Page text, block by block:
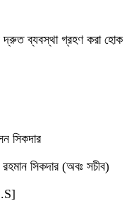
দ্রুত ব্যবস্থা গ্রহণ করা হোক
সিকদার
সিকদার (অবঃ সচীব)